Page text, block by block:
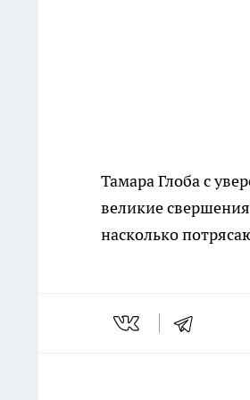
Тамара Глоба с
великие
насколько